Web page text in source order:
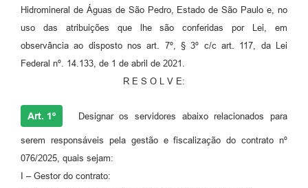
Hidromineral de Águas de São Pedro, Estado de São Paulo e, no
uso das atribuições que lhe são conferidas por Lei, em
observância ao disposto nos art. 7º, § 3º c/c art. 117, da Lei
Federal nº. 14.133, de 1 de abril de 2021.
R E S O L V E:
Art. 1º Designar os servidores abaixo relacionados para
serem responsáveis pela gestão e fiscalização do contrato nº
076/2025, quais sejam:
I – Gestor do contrato: